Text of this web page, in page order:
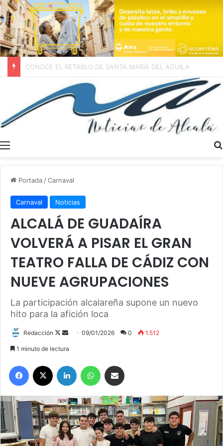
Portada /Carnaval
Carnaval Noticias
ALCALÁ DE GUADAÍRA
VOLVERÁ A PISAR EL GRAN
TEATRO FALLA DE CÁDIZ CON
NUEVE AGRUPACIONES
La participación alcalareña supone un nuevo
hito para la afición loca
Redacción
F
l
o
o
n
X
d
a
e
m
a
i
09/01/2026 0 1.512
1 minuto de lectura